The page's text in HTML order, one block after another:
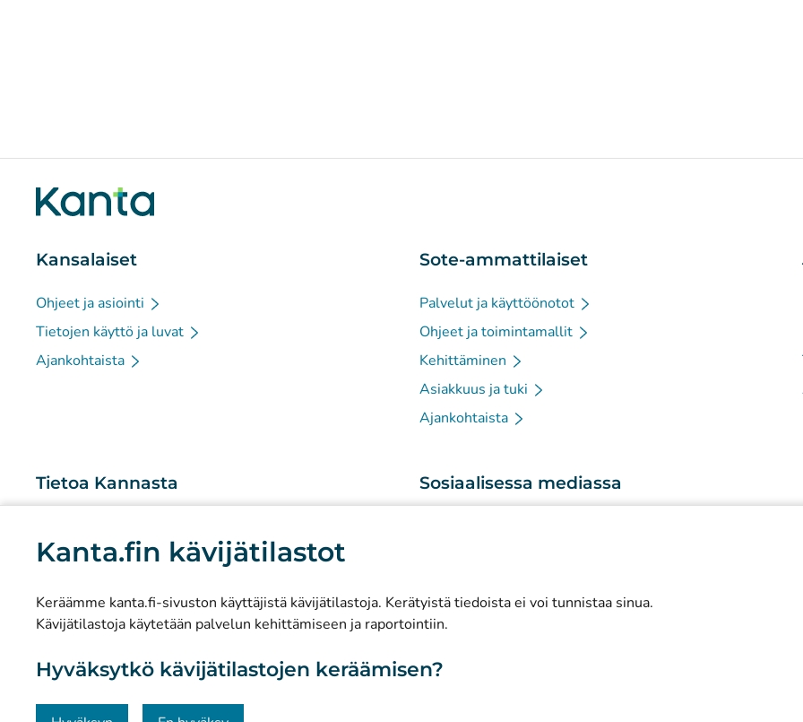
Kanta.fin kävijätilastot
Keräämme kanta.fi-sivuston käyttäjistä kävijätilastoja. Kerätyistä tiedoista ei voi tunnistaa sinua.
Kävijätilastoja käytetään palvelun kehittämiseen ja raportointiin.
Hyväksytkö kävijätilastojen keräämisen?
Kansalaiset
Ohjeet ja asiointi
Tietojen käyttö ja luvat
Ajankohtaista
Sote-ammattilaiset
Palvelut ja käyttöönotot
Ohjeet ja toimintamallit
Kehittäminen
Asiakkuus ja tuki
Ajankohtaista
Tietoa Kannasta
Tutkimus ja tiedolla johtaminen
Tietosuoja ja saavutettavuus
Viestintä ja sosiaalinen media
Sosiaalisessa mediassa